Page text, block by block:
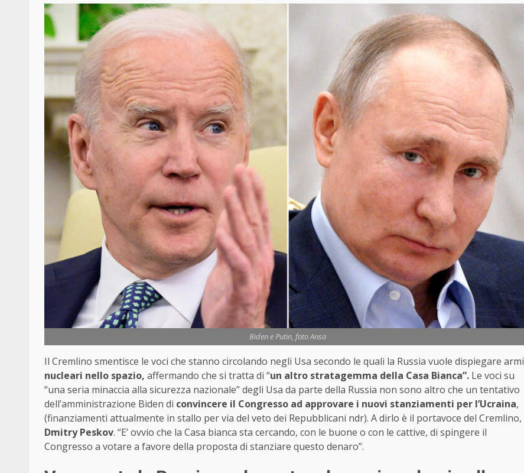
Biden e Putin, foto Ansa
Il Cremlino smentisce le voci che stanno circolando negli Usa secondo le quali la Russia vuole dispiegare armi
nucleari nello spazio, affermando che si tratta di “un altro stratagemma della Casa Bianca”. Le voci su
“una seria minaccia alla sicurezza nazionale” degli Usa da parte della Russia non sono altro che un tentativo
dell’amministrazione Biden di convincere il Congresso ad approvare i nuovi stanziamenti per l’Ucraina,
(finanziamenti attualmente in stallo per via del veto dei Repubblicani ndr). A dirlo è il portavoce del Cremlino,
Dmitry Peskov. “E’ ovvio che la Casa bianca sta cercando, con le buone o con le cattive, di spingere il
Congresso a votare a favore della proposta di stanziare questo denaro”.